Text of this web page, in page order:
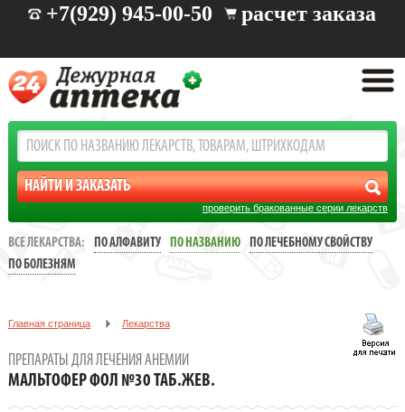
+7(929) 945-00-50 расчет заказа
проверить бракованные серии лекарств
ВСЕ ЛЕКАРСТВА: ПО АЛФАВИТУ ПО НАЗВАНИЮ
ПО ЛЕЧЕБНОМУ СВОЙСТВУ
ПО БОЛЕЗНЯМ
Главная страница Лекарства
МАЛЬТОФЕР ФОЛ №30 ТАБ.ЖЕВ.
ПРЕПАРАТЫ ДЛЯ ЛЕЧЕНИЯ АНЕМИИ
МАЛЬТОФЕР ФОЛ №30 ТАБ.ЖЕВ.